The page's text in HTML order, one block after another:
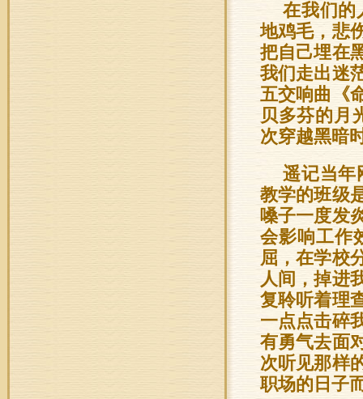
在我们的
地鸡毛，悲
把自己埋在
我们走出迷
五交响曲《
贝多芬的月
次穿越黑暗
遥记当年
教学的班级
嗓子一度发
会影响工作
屈，在学校
人间，掉进
复聆听着理
一点点击碎
有勇气去面
次听见那样
职场的日子